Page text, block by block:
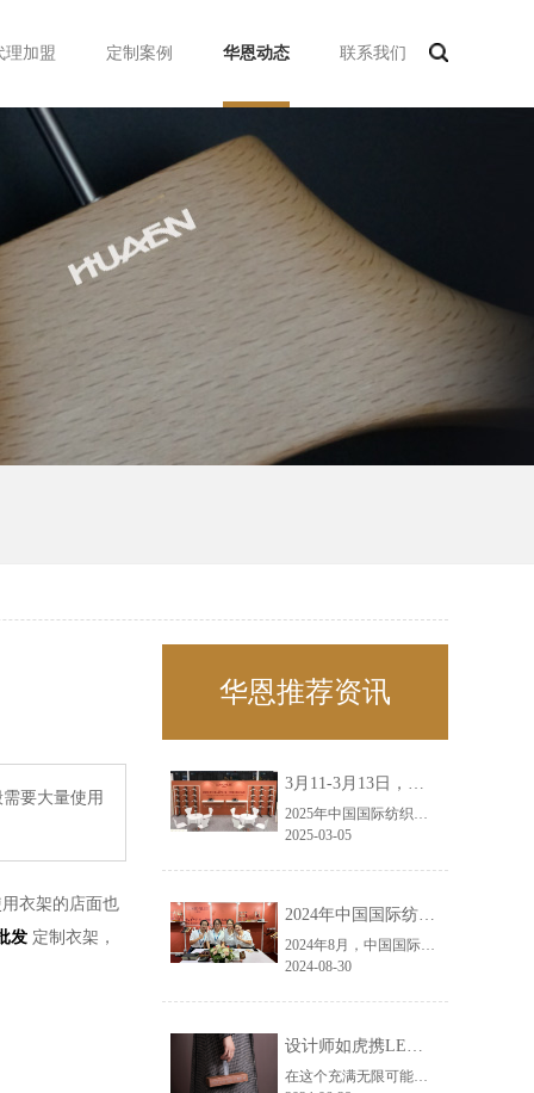
理加盟 定制案例 华恩动态 联系我们
要大量使用
衣架的店面也
发 定制衣架，
华恩推荐资讯
3月11-3月13日，华恩诚邀您共赴上海面辅料春夏展——华恩
2025年中国国际纺织面料及辅料（春夏）博览会即将盛大开启！感谢您对华恩品牌的关注！3.11-3.13，杭州华恩（LEMONLEE）诚邀您共赴这场春日的宴会！
2025-03-05
2024年中国国际纺织面料及辅料（秋冬）博览会完美收官！——华恩
2024年8月，中国国际纺织面料及辅料（秋冬）博览会完美收官！作为一家拥有30年历史的专业衣架制造商，我们非常荣幸能够参与这一盛会，并在此期间与众多客户进行了广泛而深入的交流。
2024-08-30
设计师如虎携LEMONLEE红雪松礼盒荣获第六届未来·已来香港新锐当代设计奖铜奖
在这个充满无限可能的2024年夏季，LEMONLEE品牌设计师如虎以其非凡的创意与对自然的深刻理解，精心打造的红雪松木球礼盒，在“2024未来·已来——第六届香港新锐当代设计奖”中摘得铜奖。这不仅是对设计师如虎原创设计能力的嘉奖，更是对LEMONLEE品牌的高度认可。